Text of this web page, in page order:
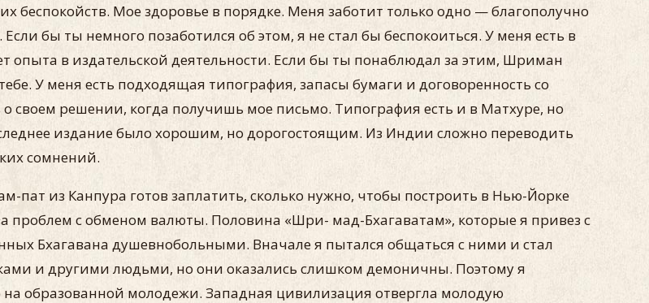
Мое здоровье в порядке. Меня заботит только одно — благополучно
бы ты немного позаботился об этом, я не стал бы беспокоиться. У меня есть в
опы­та в издательской деятельности. Если бы ты понаблюдал за этим, Шриман
У меня есть подходящая типография, запасы бума­ги и договоренность со
своем решении, когда получишь мое письмо. Типография есть и в Матхуре, но
издание было хорошим, но дорогостоящим. Из Индии сложно переводить
сомнений.
пат из Канпура готов заплатить, сколько нужно, чтобы пост­роить в Нью-Йорке
проблем с обменом валюты. Половина «Шри- мад-Бхагаватам», которые я привез с
Бхагавана душевнобольны­ми. Вначале я пытался общаться с ними и стал
и другими людьми, но они оказались слишком демоничны. Поэтому я
образованной молодежи. Западная цивилизация отвергла молодую